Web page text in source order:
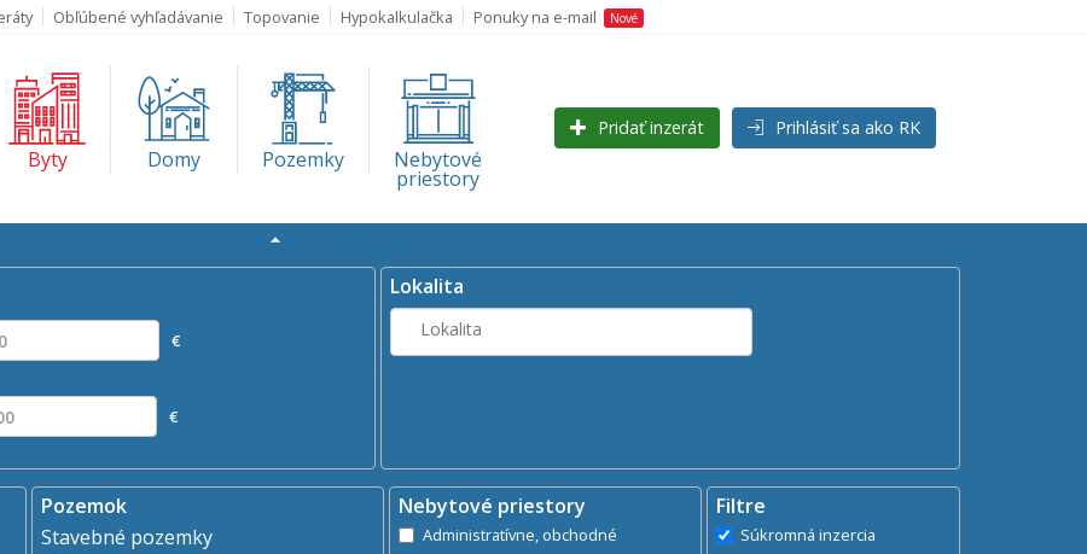
Obľúbené vyhľadávanie Topovanie Hypokalkulačka Ponuky na e-mail Nové
Byty Domy Pozemky Nebytové
priestory
Pridať inzerát Prihlásiť sa ako RK
Prenájom Lokalita Hľadaj
€
€
Lokalita
Pozemok
Stavebné pozemky
Nebytové priestory
Administratívne, obchodné
Filtre
Súkromná inzercia